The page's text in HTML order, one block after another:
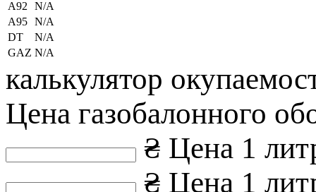
А92
N/A
А95 N/A
DT
N/A
GAZ N/A
калькулятор
Цена газобалонного
₴ Цена 1
₴ Цена 1